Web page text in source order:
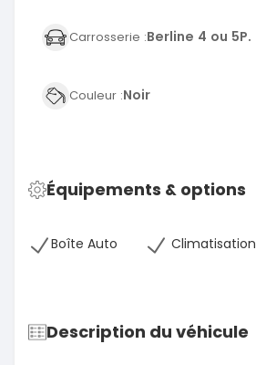
Carrosserie :Berline 4 ou 5P.
Couleur :Noir
Équipements & options
Boîte Auto Climatisation
Description du véhicule